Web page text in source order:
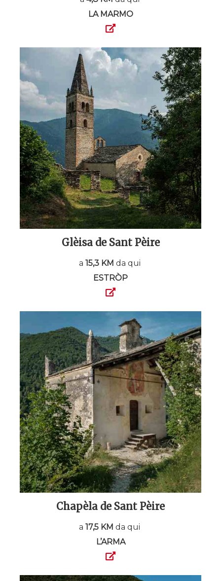
LA MARMO
Glèisa de Sant Pèire
a 15,3 KM da qui
ESTRÒP
Chapèla de Sant Pèire
a 17,5 KM da qui
L’ARMA